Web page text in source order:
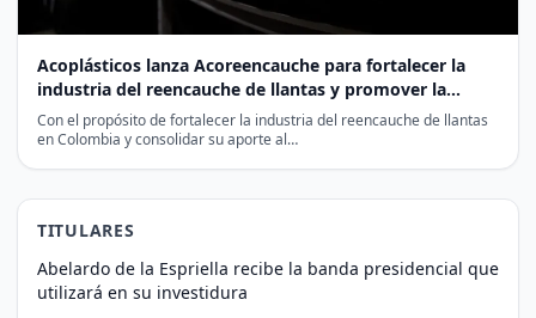
Acoplásticos lanza Acoreencauche para fortalecer la
industria del reencauche de llantas y promover la
economía circular
Con el propósito de fortalecer la industria del reencauche de llantas
en Colombia y consolidar su aporte al…
TITULARES
Abelardo de la Espriella recibe la banda presidencial que
utilizará en su investidura